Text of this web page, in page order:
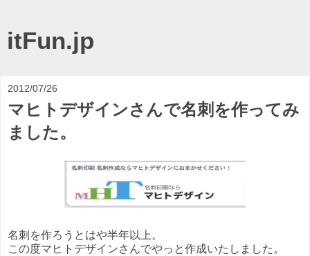
itFun.jp
2012/07/26
マヒトデザインさんで名刺を作ってみ
ました。
名刺を作ろうとはや半年以上。
この度マヒトデザインさんでやっと作成いたしました。